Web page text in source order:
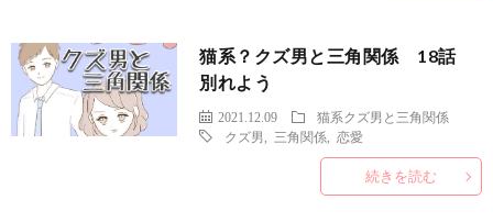
猫系？クズ男と三角関係 18話
別れよう
2021.12.09
猫系クズ男と三角関係
クズ男
三角関係 ,恋愛
続きを読む